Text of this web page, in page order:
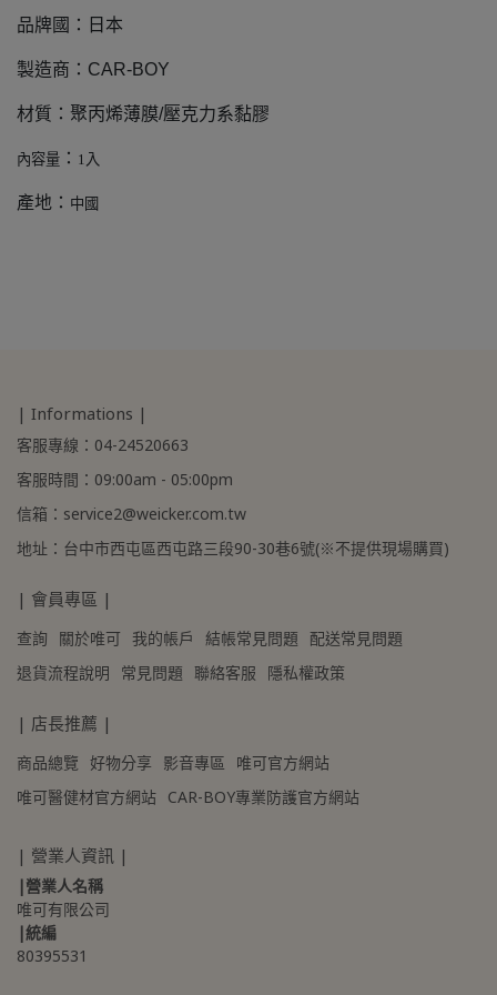
品牌國：日本
製造商：CAR-BOY
材質：聚丙烯薄膜/壓克力系黏膠
內容量 ： 1 入
產地： 中國
| Informations |
客服專線：04-24520663
客服時間：09:00am - 05:00pm
信箱：service2@weicker.com.tw
地址：台中市西屯區西屯路三段90-30巷6號(※不提供現場購買)
| 會員專區 |
查詢 關於唯可 我的帳戶 結帳常見問題 配送常見問題
退貨流程說明 常見問題 聯絡客服 隱私權政策
| 店長推薦 |
商品總覽 好物分享 影音專區 唯可官方網站
唯可醫健材官方網站 CAR-BOY專業防護官方網站
| 營業人資訊 |
|營業人名稱
唯可有限公司
|統編
80395531